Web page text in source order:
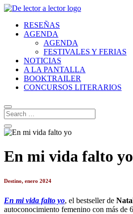
RESEÑAS
AGENDA
AGENDA
FESTIVALES Y FERIAS
NOTICIAS
A LA PANTALLA
BOOKTRAILER
CONCURSOS LITERARIOS
En mi vida falto yo
Destino, enero 2024
En mi vida falto yo, el bestseller de
autoconocimiento femenino con más de